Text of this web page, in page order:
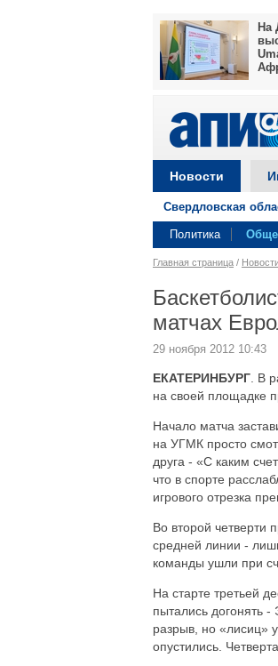
На
Новости
Свердловская
Политика
Главная страница /
матчах
29 ноября 2012 10:43
ЕКАТЕРИНБУРГ . В
на своей площадке
Начало матча
на УГМК просто
друга - «С каким
что в спорте
игрового отрезка
Во второй четверти
средней линии -
команды ушли при
На старте третьей
пытались догонять
разрыв, но «лисиц»
опустились.